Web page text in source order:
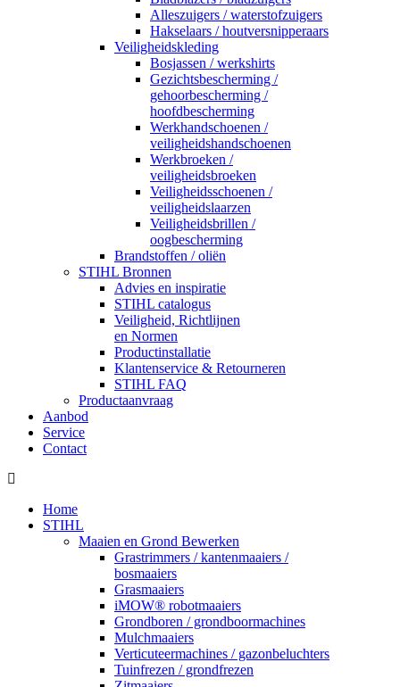
Alleszuigers / waterstofzuigers
Hakselaars / houtversnipperaars
Veiligheidskleding
Bosjassen / werkshirts
Gezichtsbescherming /
gehoorbescherming /
hoofdbescherming
Werkhandschoenen /
veiligheidshandschoenen
Werkbroeken /
veiligheidsbroeken
Veiligheidsschoenen /
veiligheidslaarzen
Veiligheidsbrillen /
oogbescherming
Brandstoffen / oliën
STIHL Bronnen
Advies en inspiratie
STIHL catalogus
Veiligheid, Richtlijnen
en Normen
Productinstallatie
Klantenservice & Retourneren
STIHL FAQ
Productaanvraag
Aanbod
Service
Contact
Home
STIHL
Maaien en Grond Bewerken
Grastrimmers / kantenmaaiers /
bosmaaiers
Grasmaaiers
iMOW® robotmaaiers
Grondboren / grondboormachines
Mulchmaaiers
Verticuteermachines / gazonbeluchters
Tuinfrezen / grondfrezen